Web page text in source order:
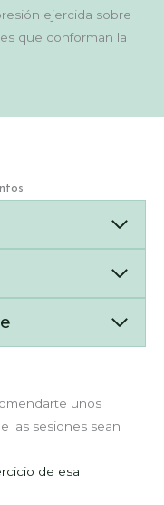
ejercida sobre
que conforman la
unos
las sesiones sean
de esa